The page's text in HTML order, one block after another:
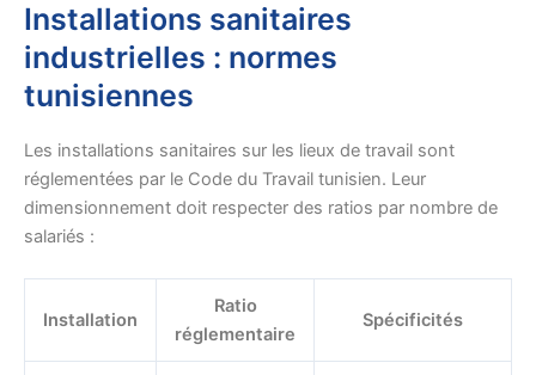
Installations sanitaires
industrielles : normes
tunisiennes
Les installations sanitaires sur les lieux de travail sont
réglementées par le Code du Travail tunisien. Leur
dimensionnement doit respecter des ratios par nombre de
salariés :
Installation
Ratio
réglementaire
Spécificités